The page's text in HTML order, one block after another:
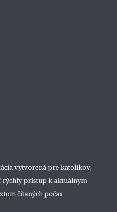
vytvorená pre katolíkov,
rýchly prístup k aktuálnym
čítaných počas